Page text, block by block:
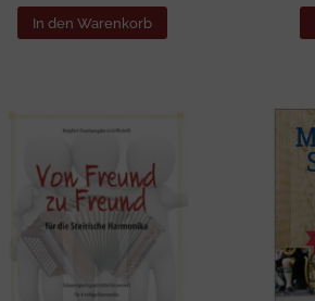
In den Warenkorb